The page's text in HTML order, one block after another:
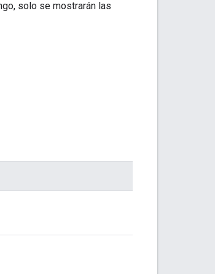
solo se mostrarán las